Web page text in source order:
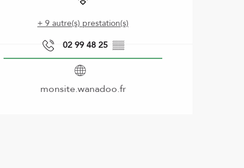
+ 9 autre(s) prestation(s)
02 99 48 25 ▒▒
monsite.wanadoo.fr